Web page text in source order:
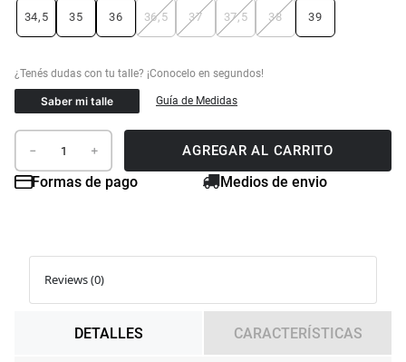
34,5 35 36 36,5 37 37,5 38 39
Saber mi talle Guía de Medidas
＋
－ AGREGAR AL CARRITO
Formas de pago Medios de envio
Reviews (0)
DETALLES CARACTERÍSTICAS